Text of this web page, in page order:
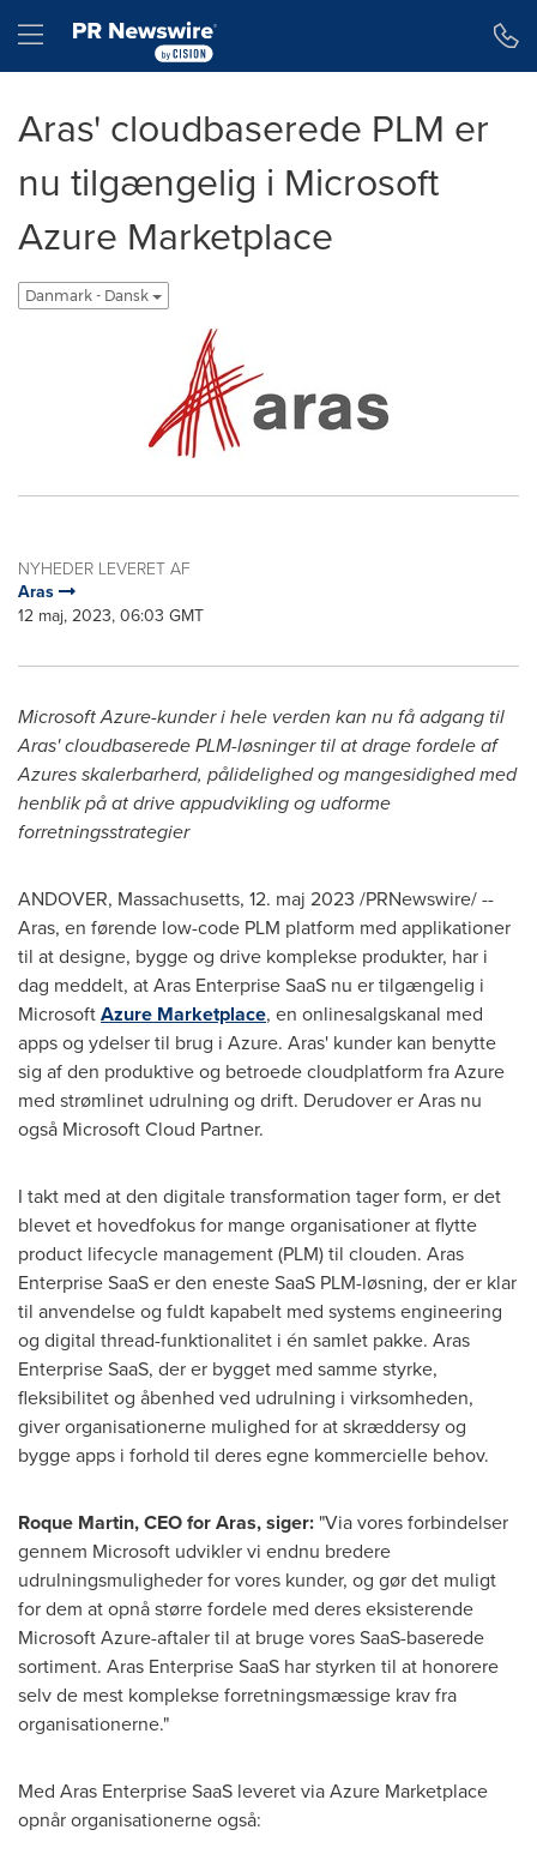
Hamburger menu
Aras' cloudbaserede PLM er
nu tilgængelig i Microsoft
Azure Marketplace
Danmark - Dansk
NYHEDER LEVERET AF
Aras
12 maj, 2023, 06:03 GMT
Microsoft Azure-kunder i hele verden kan nu få adgang til
Aras' cloudbaserede PLM-løsninger til at drage fordele af
Azures skalerbarherd, pålidelighed og mangesidighed med
henblik på at drive appudvikling og udforme
forretningsstrategier
ANDOVER, Massachusetts, 12. maj 2023 /PRNewswire/ --
Aras, en førende low-code PLM platform med applikationer
til at designe, bygge og drive komplekse produkter, har i
dag meddelt, at Aras Enterprise SaaS nu er tilgængelig i
MicrosoftAzure Marketplace, en onlinesalgskanal med
apps og ydelser til brug i Azure. Aras' kunder kan benytte
sig af den produktive og betroede cloudplatform fra Azure
med strømlinet udrulning og drift. Derudover er Aras nu
også Microsoft Cloud Partner.
I takt med at den digitale transformation tager form, er det
blevet et hovedfokus for mange organisationer at flytte
product lifecycle management (PLM) til clouden. Aras
Enterprise SaaS er den eneste SaaS PLM-løsning, der er klar
til anvendelse og fuldt kapabelt med systems engineering
og digital thread-funktionalitet i én samlet pakke. Aras
Enterprise SaaS, der er bygget med samme styrke,
fleksibilitet og åbenhed ved udrulning i virksomheden,
giver organisationerne mulighed for at skræddersy og
bygge apps i forhold til deres egne kommercielle behov.
Roque Martin, CEO for Aras, siger: "Via vores forbindelser
gennem Microsoft udvikler vi endnu bredere
udrulningsmuligheder for vores kunder, og gør det muligt
for dem at opnå større fordele med deres eksisterende
Microsoft Azure-aftaler til at bruge vores SaaS-baserede
sortiment. Aras Enterprise SaaS har styrken til at honorere
selv de mest komplekse forretningsmæssige krav fra
organisationerne."
Med Aras Enterprise SaaS leveret via Azure Marketplace
opnår organisationerne også: